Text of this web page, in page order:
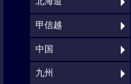
甲信越
中国
九州